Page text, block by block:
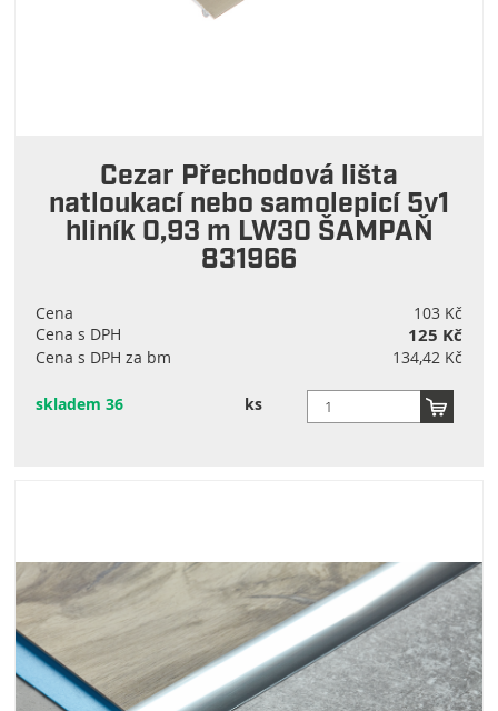
Cezar Přechodová lišta
natloukací nebo samolepicí 5v1
hliník 0,93 m LW30 ŠAMPAŇ
831966
Cena
103 Kč
Cena s DPH
125 Kč
Cena s DPH za bm 134,42 Kč
skladem 36 ks